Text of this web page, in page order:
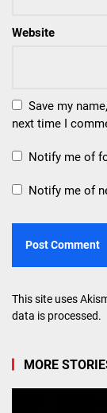
Website
Save my
next time I
Notify me of
Notify me of
This site uses
data is processed.
MORE